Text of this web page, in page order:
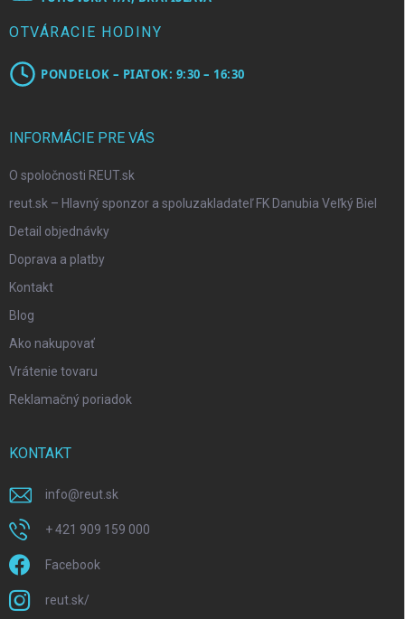
OTVÁRACIE HODINY
PONDELOK – PIATOK: 9:30 – 16:30
INFORMÁCIE PRE VÁS
O spoločnosti REUT.sk
reut.sk – Hlavný sponzor a spoluzakladateľ FK Danubia Veľký Biel
Detail objednávky
Doprava a platby
Kontakt
Blog
Ako nakupovať
Vrátenie tovaru
Reklamačný poriadok
KONTAKT
info@reut.sk
+ 421 909 159 000
Facebook
reut.sk/